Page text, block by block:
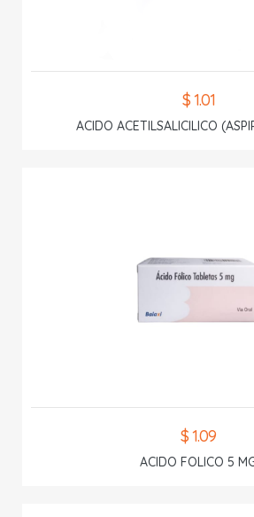
$ 1.01
ACIDO ACETILSALICILICO
$ 1.09
ACIDO FOLICO 5